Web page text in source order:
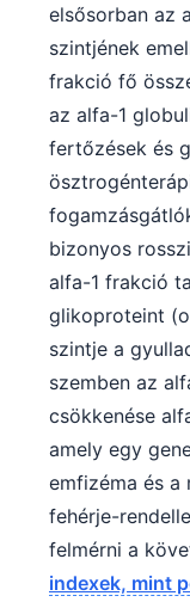
elsősorban az
szintjének
frakció fő
az alfa-1
fertőzések és
bizonyos
alfa-1 frakció
glikoproteint
szintje a
szemben az
csökkenése
amely egy
emfizéma és a
fehérje-
felmérni a
indexek, mint